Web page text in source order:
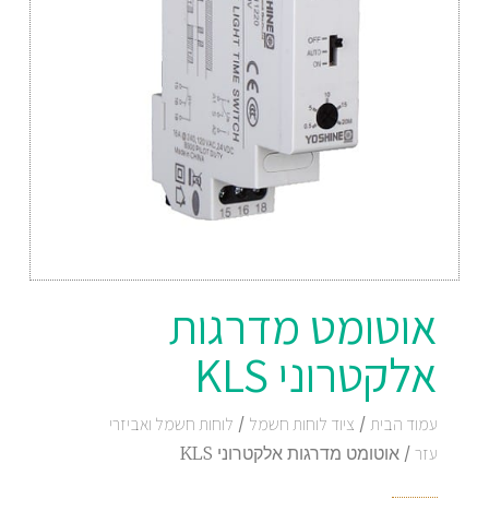
אוטומט מדרגות
אלקטרוני KLS
עמוד הבית / ציוד לוחות חשמל / לוחות חשמל ואביזרי
עזר/ אוטומט מדרגות אלקטרוני KLS